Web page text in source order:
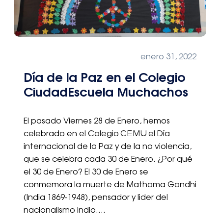
enero 31, 2022
Día de la Paz en el Colegio
CiudadEscuela Muchachos
El pasado Viernes 28 de Enero, hemos
celebrado en el Colegio CEMU el Día
internacional de la Paz y de la no violencia,
que se celebra cada 30 de Enero. ¿Por qué
el 30 de Enero? El 30 de Enero se
conmemora la muerte de Mathama Gandhi
(India 1869-1948), pensador y lider del
nacionalismo indio….